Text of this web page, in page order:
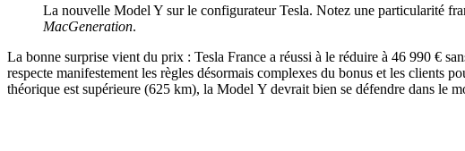
La nouvelle Model Y sur le configurateur Tesla. Notez une particularité
MacGeneration.
La bonne surprise vient du prix : Tesla France a réussi à le réduire à 46 990 €
respecte manifestement les règles désormais complexes du bonus et les clients
théorique est supérieure (625 km), la Model Y devrait bien se défendre dans le